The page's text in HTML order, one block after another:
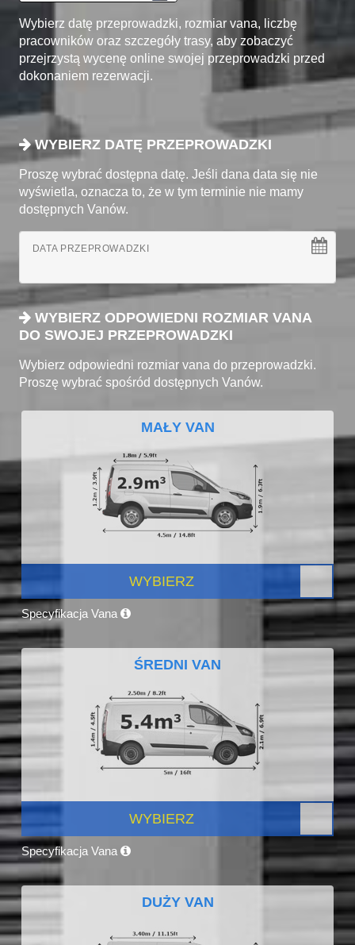
Wybierz datę przeprowadzki, rozmiar vana, liczbę
pracowników oraz szczegóły trasy, aby zobaczyć
przejrzystą wycenę online swojej przeprowadzki przed
dokonaniem rezerwacji.
WYBIERZ DATĘ PRZEPROWADZKI
Proszę wybrać dostępna datę. Jeśli dana data się nie
wyświetla, oznacza to, że w tym terminie nie mamy
dostępnych Vanów.
DATA PRZEPROWADZKI
WYBIERZ ODPOWIEDNI ROZMIAR VANA
DO SWOJEJ PRZEPROWADZKI
Wybierz odpowiedni rozmiar vana do przeprowadzki.
Proszę wybrać spośród dostępnych Vanów.
MAŁY VAN
WYBIERZ
Specyfikacja Vana
ŚREDNI VAN
WYBIERZ
Specyfikacja Vana
DUŻY VAN